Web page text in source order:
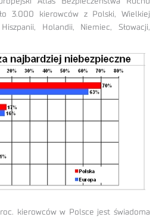
3.000 kierowców z Polski, Wielkiej
Holandii, Niemiec, Słowacji,
kierowców w Polsce jest świadoma